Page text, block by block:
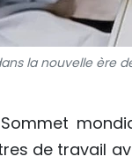
la nouvelle ère
de travail